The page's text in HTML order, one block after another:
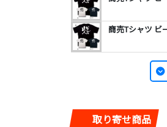
商売Tシャツ ビ
取り寄せ商品